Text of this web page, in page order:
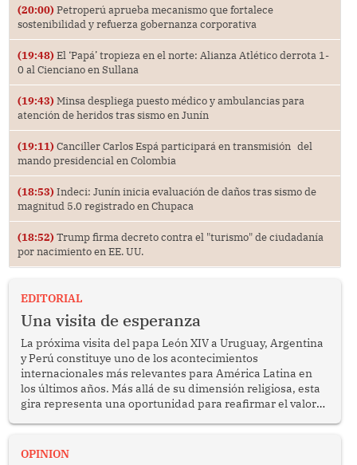
(20:00) Petroperú aprueba mecanismo que fortalece
sostenibilidad y refuerza gobernanza corporativa
(19:48) El ‘Papá’ tropieza en el norte: Alianza Atlético derrota 1-
0 al Cienciano en Sullana
(19:43) Minsa despliega puesto médico y ambulancias para
atención de heridos tras sismo en Junín
(19:11) Canciller Carlos Espá participará en transmisión del
mando presidencial en Colombia
(18:53) Indeci: Junín inicia evaluación de daños tras sismo de
magnitud 5.0 registrado en Chupaca
(18:52) Trump firma decreto contra el "turismo" de ciudadanía
por nacimiento en EE. UU.
EDITORIAL
Una visita de esperanza
La próxima visita del papa León XIV a Uruguay, Argentina
y Perú constituye uno de los acontecimientos
internacionales más relevantes para América Latina en
los últimos años. Más allá de su dimensión religiosa, esta
gira representa una oportunidad para reafirmar el valor
enfrenta desafíos en materia de desarrollo, cohesión
OPINION